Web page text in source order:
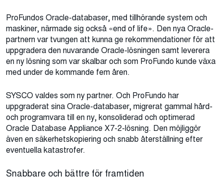
ProFundos Oracle-databaser, med tillhörande system och
maskiner, närmade sig också «end of life». Den nya Oracle-
partnern var tvungen att kunna ge rekommendationer för att
uppgradera den nuvarande Oracle-lösningen samt leverera
en ny lösning som var skalbar och som ProFundo kunde växa
med under de kommande fem åren.
SYSCO valdes som ny partner. Och ProFundo har
uppgraderat sina Oracle-databaser, migrerat gammal hård-
och programvara till en ny, konsoliderad och optimerad
Oracle Database Appliance X7-2-lösning. Den möjliggör
även en säkerhetskopiering och snabb återställning efter
eventuella katastrofer.
Snabbare och bättre för framtiden